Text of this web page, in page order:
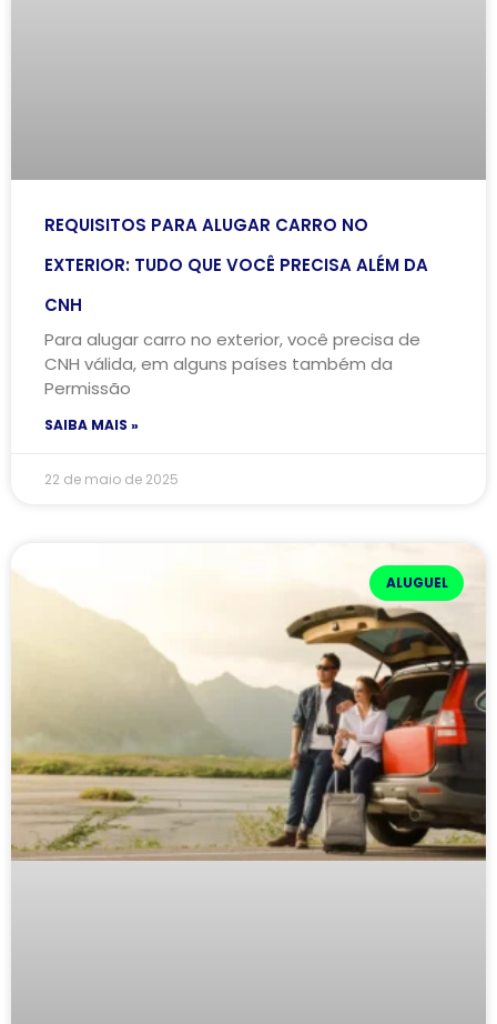
REQUISITOS PARA ALUGAR CARRO NO
EXTERIOR: TUDO QUE VOCÊ PRECISA ALÉM DA
CNH
Para alugar carro no exterior, você precisa de
CNH válida, em alguns países também da
Permissão
SAIBA MAIS »
22 de maio de 2025
ALUGUEL